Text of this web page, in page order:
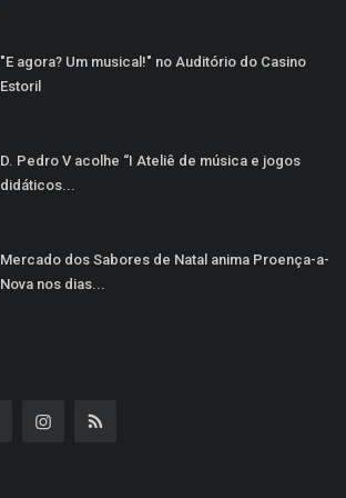
"E agora? Um musical!" no Auditório do Casino
Estoril
D. Pedro V acolhe “I Ateliê de música e jogos
didáticos...
Mercado dos Sabores de Natal anima Proença-a-
Nova nos dias...